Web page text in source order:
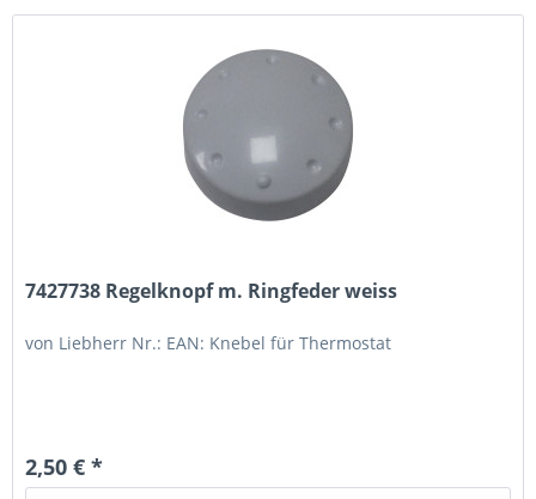
7427738 Regelknopf m. Ringfeder weiss
von Liebherr Nr.: EAN: Knebel für Thermostat
2,50 € *